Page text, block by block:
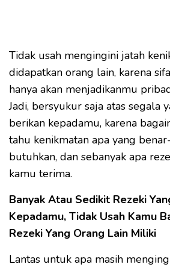
Tidak usah mengingini jatah
didapatkan orang lain, karena
hanya akan menjadikanmu
Jadi, bersyukur saja atas segala
berikan kepadamu, karena
tahu kenikmatan apa yang
butuhkan, dan sebanyak apa
kamu terima.
Banyak Atau Sedikit Rezeki
Kepadamu, Tidak Usah Kamu
Rezeki Yang Orang Lain Miliki
Lantas untuk apa masih